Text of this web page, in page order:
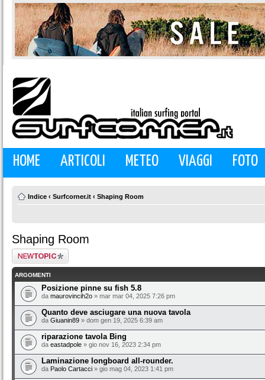
HOME ARTICOLI METEO VIAGGI FOTO
Indice ‹ Surfcorner.it ‹ Shaping Room
Shaping Room
Scrivi un nuovo
argomento
ARGOMENTI
Posizione pinne su fish 5.8
da maurovincih2o » mar mar 04, 2025 7:26 pm
Quanto deve asciugare una nuova tavola
da Giuanin89 » dom gen 19, 2025 6:39 am
riparazione tavola Bing
da eastadpole » gio nov 16, 2023 2:34 pm
Laminazione longboard all-rounder.
da Paolo Cartacci » gio mag 04, 2023 1:41 pm